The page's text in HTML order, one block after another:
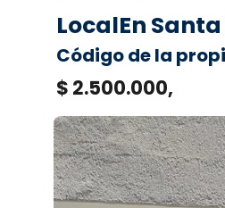
LocalEn
Código de la
$ 2.500.000,